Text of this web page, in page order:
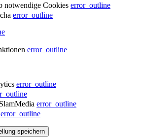
notwendige Cookies error_outline
error_outline
error_outline
error_outline
error_outline
error_outline
speichern